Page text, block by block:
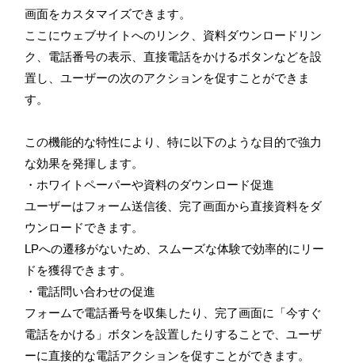
画面をカスタマイズできます。
ここにウェブサイトへのリンク、資料ダウンロードリン
ク、電話番号の表示、直接電話をかけるボタンなどを設
置し、ユーザーの次のアクションを促すことができま
す。
この機能的な特性により、特に以下のような目的で強力
な効果を発揮します。
・ホワイトペーパーや資料のダウンロード促進
ユーザーはフォーム送信後、完了画面から直接資料をダ
ウンロードできます。
LPへの遷移がないため、スムーズな体験で効率的にリー
ドを獲得できます。
・電話問い合わせの促進
フォームで電話番号を収集したり、完了画面に「今すぐ
電話をかける」ボタンを設置したりすることで、ユーザ
ーに直接的な電話アクションを促すことができます。